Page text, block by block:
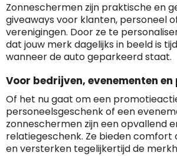
Zonneschermen zijn praktische en
giveaways voor klanten, personeel
verenigingen. Door ze te
dat jouw merk dagelijks in beeld is
wanneer de auto geparkeerd staat.
Voor bedrijven, evenementen
Of het nu gaat om een
personeelsgeschenk of een
zonneschermen zijn een opvallend
relatiegeschenk. Ze bieden comfort
en versterken tegelijkertijd de